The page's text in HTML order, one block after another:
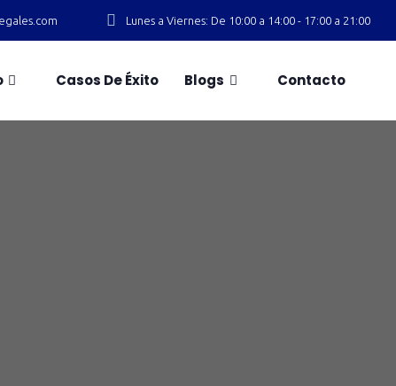
Lunes a Viernes: De 10:00 a 14:00 - 17:00 a 21:00
Casos De Éxito Blogs Contacto